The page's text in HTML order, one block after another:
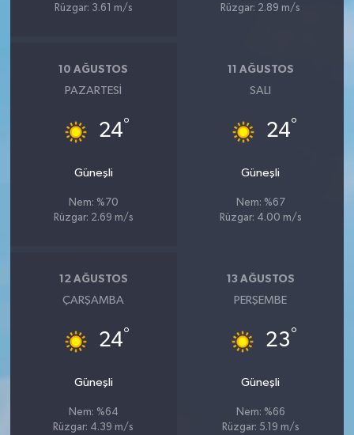
Rüzgar: 3.61 m/s
Rüzgar: 2.89 m/s
10 AĞUSTOS
PAZARTESI
24°
Güneşli
Nem: %70
Rüzgar: 2.69 m/s
11 AĞUSTOS
SALI
24°
Güneşli
Nem: %67
Rüzgar: 4.00 m/s
12 AĞUSTOS
ÇARŞAMBA
24°
Güneşli
Nem: %64
Rüzgar: 4.39 m/s
13 AĞUSTOS
PERŞEMBE
23°
Güneşli
Nem: %66
Rüzgar: 5.19 m/s